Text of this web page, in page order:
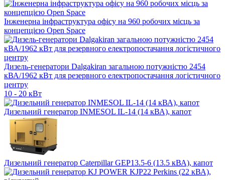
Інженерна інфраструктура офісу на 960 робочих місць за
концепцією Open Space
Дизель-генератори Dalgakiran загальною потужністю 2454
кВА/1962 кВт для резервного електропостачання логістичного
центру
10 - 20 кВт
Дизельний генератор INMESOL IL-14 (14 кВА), капот
Дизельний генератор Caterpillar GEP13.5-6 (13.5 кВА), капот